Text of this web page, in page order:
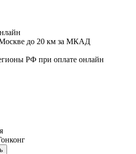
Москве до 20 км за МКАД
РФ при оплате онлайн